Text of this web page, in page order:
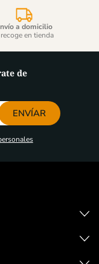
a domicilio
en tienda
de
ENVÍAR